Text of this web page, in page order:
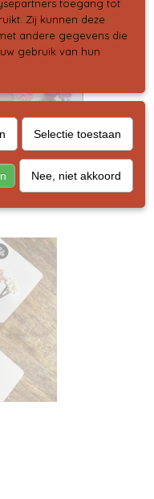
toegang tot
Zij kunnen deze
andere gegevens die
gebruik van hun
Selectie toestaan
Nee, niet akkoord